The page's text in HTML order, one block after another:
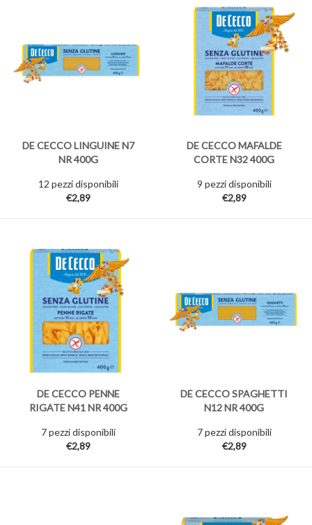
DE CECCO LINGUINE N7
NR 400G
12 pezzi disponibili
€2,89
DE CECCO MAFALDE
CORTE N32 400G
9 pezzi disponibili
€2,89
DE CECCO PENNE
RIGATE N41 NR 400G
7 pezzi disponibili
€2,89
DE CECCO SPAGHETTI
N12 NR 400G
7 pezzi disponibili
€2,89